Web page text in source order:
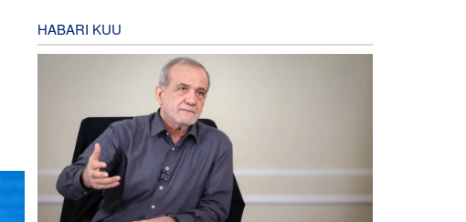
HABARI KUU